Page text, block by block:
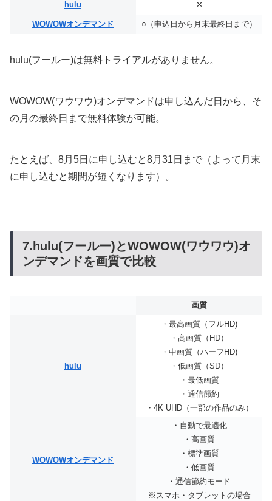
hulu ✕
WOWOWオンデマンド ○（申込日から月末最終日まで）
hulu(フールー)は無料トライアルがありません。
WOWOW(ワウワウ)オンデマンドは申し込んだ日から、そ
の月の最終日まで無料体験が可能。
たとえば、8月5日に申し込むと8月31日まで（よって月末
に申し込むと期間が短くなります）。
7.hulu(フールー)とWOWOW(ワウワウ)オ
ンデマンドを画質で比較
画質
hulu
・最高画質（フルHD)
・高画質（HD）
・中画質（ハーフHD)
・低画質（SD）
・最低画質
・通信節約
・4K UHD（一部の作品のみ）
WOWOWオンデマンド
・自動で最適化
・高画質
・標準画質
・低画質
・通信節約モード
※スマホ・タブレットの場合